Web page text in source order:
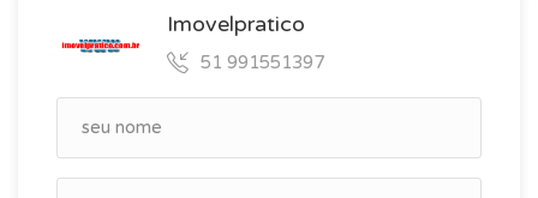
Imovelpratico
51 991551397